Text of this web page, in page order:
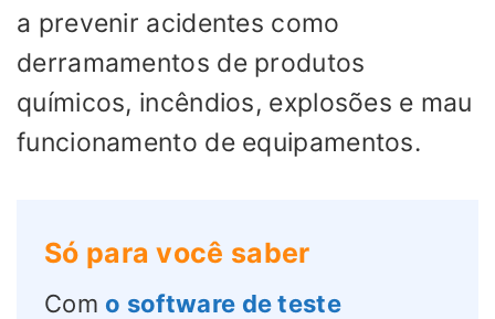
a prevenir acidentes como
derramamentos de produtos
químicos, incêndios, explosões e mau
funcionamento de equipamentos.
Só para você saber
Com o software de teste